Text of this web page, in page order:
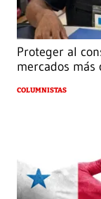
Proteger al
mercados más
COLUMNISTAS